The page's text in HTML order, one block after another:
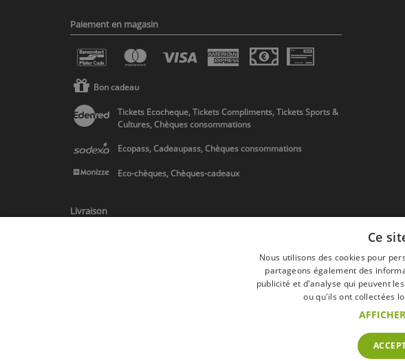
Paiement en magasin
Bon cadeau
Tickets Ecocheque, Tickets Compliments, Tickets Sports &
Cultures, Chèques consommations
Ecopass, Cadeaupass, Chèques consommations
Eco-chèques, Chèques-cadeaux
Livraison
* Livraison en Belgique/France/Pays-Bas et partout en Europe sur devis
Ce
Nous utilisons des cookies pour
partageons également des
publicité et d'analyse qui peuvent
ou qu'ils ont collectées